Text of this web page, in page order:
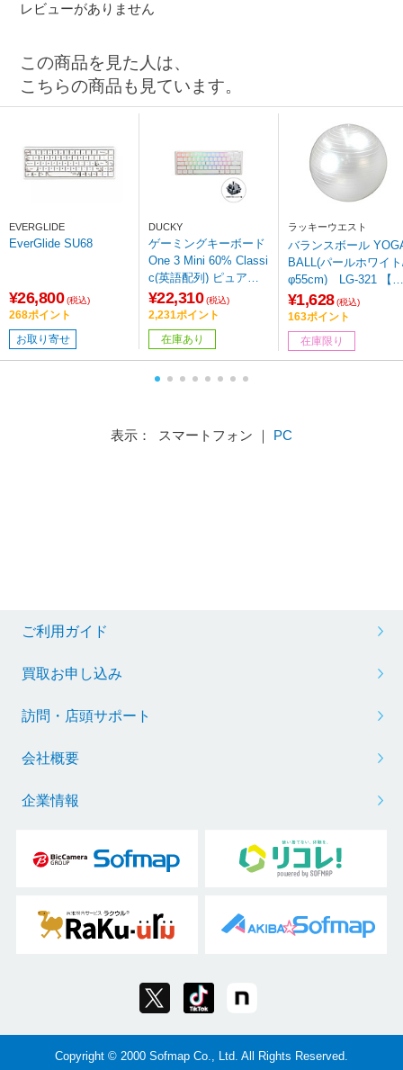
レビューがありません
この商品を見た人は、
こちらの商品も見ています。
EVERGLIDE
EverGlide SU68
¥26,800 (税込)
268ポイント
お取り寄せ
DUCKY
ゲーミングキーボード
One 3 Mini 60% Classi
c(英語配列) ピュアホ
ワイト dk-one3-classic
-pw-rgb-mini-silver
［有線 /USB］
¥22,310 (税込)
2,231ポイント
在庫あり
ラッキーウエスト
バランスボール
BALL(パールホワイ
φ55cm) LG-321 【
4】
¥1,628 (税込)
163ポイント
在庫限り
表示： スマートフォン ｜ PC
ご利用ガイド
買取お申し込み
訪問・店頭サポート
会社概要
企業情報
Copyright © 2000 Sofmap Co., Ltd. All Rights Reserved.